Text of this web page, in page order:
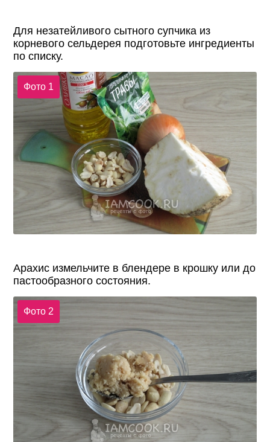
Для незатейливого сытного супчика из
корневого сельдерея подготовьте ингредиенты
по списку.
Фото 1
Арахис измельчите в блендере в крошку или до
пастообразного состояния.
Фото 2